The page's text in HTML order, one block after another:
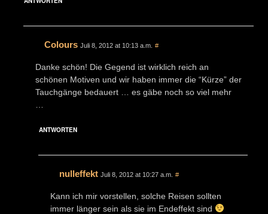
Colours Juli 8, 2012 at 10:13 a.m. #
Danke schön! Die Gegend ist wirklich reich an
schönen Motiven und wir haben immer die “Kürze” der
Tauchgänge bedauert … es gäbe noch so viel mehr
ANTWORTEN
nulleffekt Juli 8, 2012 at 10:27 a.m. #
Kann ich mir vorstellen, solche Reisen sollten
immer länger sein als sie im Endeffekt sind